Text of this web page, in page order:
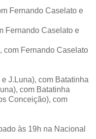
Fernando Caselato e
Fernando Caselato e
com Fernando Caselato
J.Luna), com Batatinha
com Batatinha
Conceição), com
às 19h na Nacional